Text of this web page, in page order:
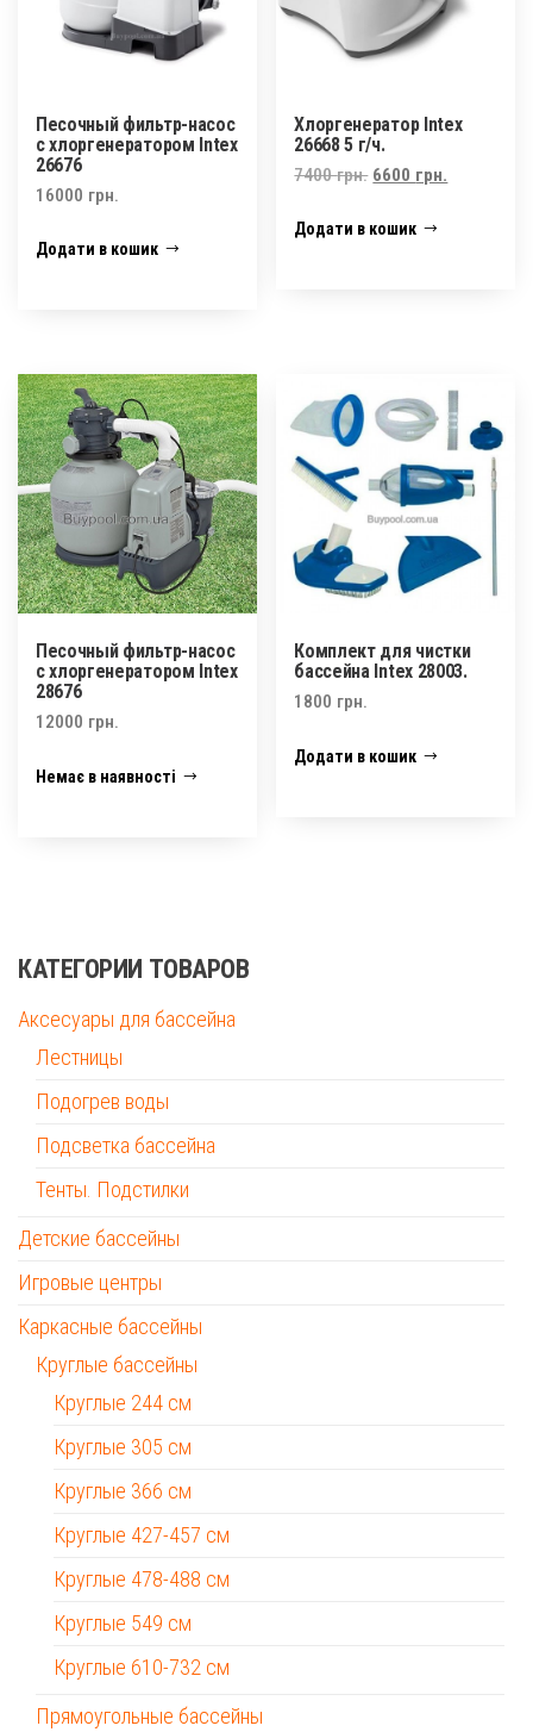
Песочный фильтр-насос
с хлоргенератором Intex
26676
16000 грн.
Додати в кошик
Хлоргенератор Intex
26668 5 г/ч.
7400грн. Оригінальна
7400 грн..
6600 грн.
Додати в кошик
Песочный фильтр-насос
с хлоргенератором Intex
28676
12000 грн.
Немає в наявності
Комплект для чистки
бассейна Intex 28003.
1800 грн.
Додати в кошик
КАТЕГОРИИ ТОВАРОВ
Аксесуары для бассейна
Лестницы
Подогрев воды
Подсветка бассейна
Тенты. Подстилки
Детские бассейны
Игровые центры
Каркасные бассейны
Круглые бассейны
Круглые 244 см
Круглые 305 см
Круглые 366 см
Круглые 427-457 см
Круглые 478-488 см
Круглые 549 см
Круглые 610-732 см
Прямоугольные бассейны